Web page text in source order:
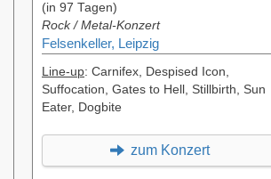
(in 97 Tagen)
Rock / Metal-Konzert
Felsenkeller, Leipzig
Line-up: Carnifex, Despised Icon,
Suffocation, Gates to Hell, Stillbirth, Sun
Eater, Dogbite
zum Konzert